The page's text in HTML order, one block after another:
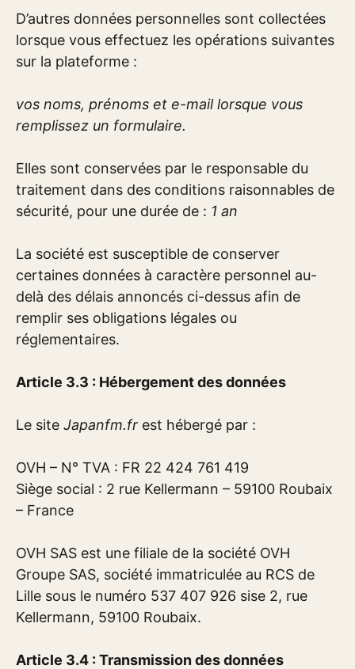
D’autres données personnelles sont collectées
lorsque vous effectuez les opérations suivantes
sur la plateforme :
vos noms, prénoms et e-mail lorsque vous
remplissez un formulaire.
Elles sont conservées par le responsable du
traitement dans des conditions raisonnables de
sécurité, pour une durée de : 1 an
La société est susceptible de conserver
certaines données à caractère personnel au-
delà des délais annoncés ci-dessus afin de
remplir ses obligations légales ou
réglementaires.
Article 3.3 : Hébergement des données
Le site Japanfm.fr est hébergé par :
OVH – N° TVA : FR 22 424 761 419
Siège social : 2 rue Kellermann – 59100 Roubaix
– France
OVH SAS est une filiale de la société OVH
Groupe SAS, société immatriculée au RCS de
Lille sous le numéro 537 407 926 sise 2, rue
Kellermann, 59100 Roubaix.
Article 3.4 : Transmission des données